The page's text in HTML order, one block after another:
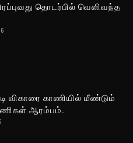
தொடர்பில் வெளிவந்த
விகாரை காணியில் மீண்டும்
ஆரம்பம்.